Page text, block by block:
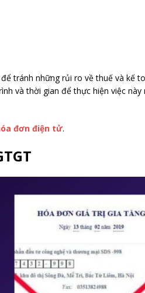
tránh những rủi ro về thuế và kế
và thời gian để thực hiện việc này
đơn điện tử.